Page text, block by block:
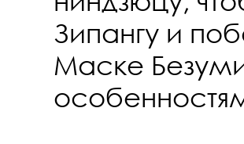
Зипангу и
Маске